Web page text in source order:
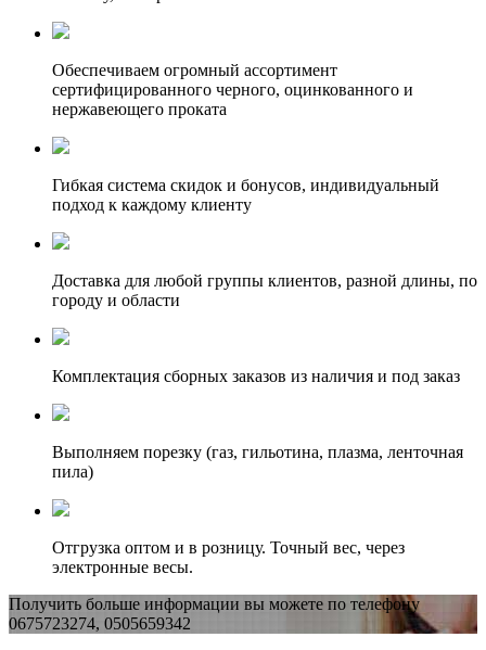
Обеспечиваем огромный ассортимент
сертифицированного черного, оцинкованного и
нержавеющего проката
Гибкая система скидок и бонусов, индивидуальный
подход к каждому клиенту
Доставка для любой группы клиентов, разной длины, по
городу и области
Комплектация сборных заказов из наличия и под заказ
Выполняем порезку (газ, гильотина, плазма, ленточная
пила)
Отгрузка оптом и в розницу. Точный вес, через
электронные весы.
Получить больше информации вы можете по телефону
0675723274, 0505659342